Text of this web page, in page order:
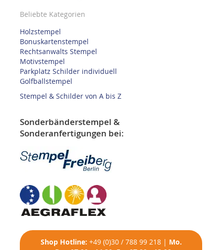
Beliebte Kategorien
Holzstempel
Bonuskartenstempel
Rechtsanwalts Stempel
Motivstempel
Parkplatz Schilder individuell
Golfballstempel
Stempel & Schilder von A bis Z
Sonderbänderstempel &
Sonderanfertigungen bei:
Shop Hotline: +49 (0)30 / 788 99 218| Mo.